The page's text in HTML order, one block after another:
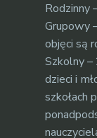
Rodzinny
Grupowy
objęci są
Szkolny –
dzieci i
szkołach